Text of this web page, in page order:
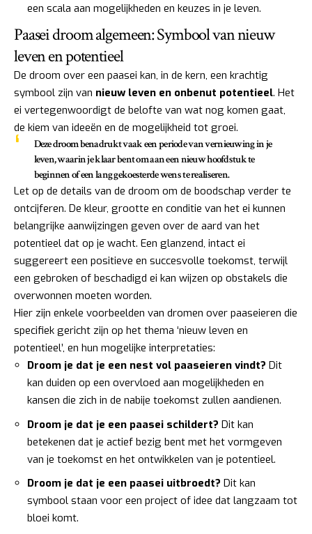
een scala aan mogelijkheden en keuzes in je leven.
Paasei droom algemeen: Symbool van nieuw
leven en potentieel
De droom over een paasei kan, in de kern, een krachtig
symbool zijn van nieuw leven en onbenut potentieel. Het
ei vertegenwoordigt de belofte van wat nog komen gaat,
de kiem van ideeën en de mogelijkheid tot groei.
Deze droom benadrukt vaak een periode van vernieuwing in je
leven, waarin je klaar bent om aan een nieuw hoofdstuk te
beginnen of een lang gekoesterde wens te realiseren.
Let op de details van de droom om de boodschap verder te
ontcijferen. De kleur, grootte en conditie van het ei kunnen
belangrijke aanwijzingen geven over de aard van het
potentieel dat op je wacht. Een glanzend, intact ei
suggereert een positieve en succesvolle toekomst, terwijl
een gebroken of beschadigd ei kan wijzen op obstakels die
overwonnen moeten worden.
Hier zijn enkele voorbeelden van dromen over paaseieren die
specifiek gericht zijn op het thema ‘nieuw leven en
potentieel’, en hun mogelijke interpretaties:
Droom je dat je een nest vol paaseieren vindt? Dit
kan duiden op een overvloed aan mogelijkheden en
kansen die zich in de nabije toekomst zullen aandienen.
Droom je dat je een paasei schildert? Dit kan
betekenen dat je actief bezig bent met het vormgeven
van je toekomst en het ontwikkelen van je potentieel.
Droom je dat je een paasei uitbroedt? Dit kan
symbool staan voor een project of idee dat langzaam tot
bloei komt.